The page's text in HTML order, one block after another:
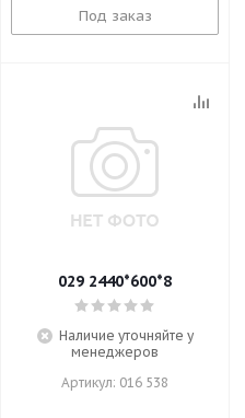
Под заказ
029 2440*600*8
Наличие уточняйте у
менеджеров
Артикул: 016 538